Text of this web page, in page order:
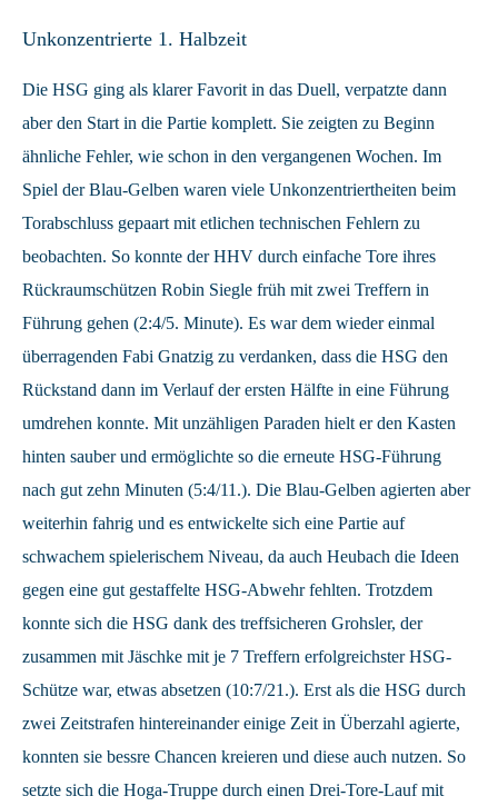
Unkonzentrierte 1. Halbzeit
Die HSG ging als klarer Favorit in das Duell, verpatzte dann
aber den Start in die Partie komplett. Sie zeigten zu Beginn
ähnliche Fehler, wie schon in den vergangenen Wochen. Im
Spiel der Blau-Gelben waren viele Unkonzentriertheiten beim
Torabschluss gepaart mit etlichen technischen Fehlern zu
beobachten. So konnte der HHV durch einfache Tore ihres
Rückraumschützen Robin Siegle früh mit zwei Treffern in
Führung gehen (2:4/5. Minute). Es war dem wieder einmal
überragenden Fabi Gnatzig zu verdanken, dass die HSG den
Rückstand dann im Verlauf der ersten Hälfte in eine Führung
umdrehen konnte. Mit unzähligen Paraden hielt er den Kasten
hinten sauber und ermöglichte so die erneute HSG-Führung
nach gut zehn Minuten (5:4/11.). Die Blau-Gelben agierten aber
weiterhin fahrig und es entwickelte sich eine Partie auf
schwachem spielerischem Niveau, da auch Heubach die Ideen
gegen eine gut gestaffelte HSG-Abwehr fehlten. Trotzdem
konnte sich die HSG dank des treffsicheren Grohsler, der
zusammen mit Jäschke mit je 7 Treffern erfolgreichster HSG-
Schütze war, etwas absetzen (10:7/21.). Erst als die HSG durch
zwei Zeitstrafen hintereinander einige Zeit in Überzahl agierte,
konnten sie bessre Chancen kreieren und diese auch nutzen. So
setzte sich die Hoga-Truppe durch einen Drei-Tore-Lauf mit